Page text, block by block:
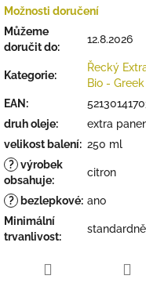
Možnosti doručení
Můžeme
doručit do:
12.8.2026
Kategorie:
Řecký
Bio -
EAN :
druh oleje:
extra
velikost balení: 250 ml
? výrobek
obsahuje:
citron
? bezlepkové: ano
Minimální
trvanlivost: